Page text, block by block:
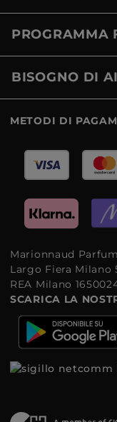
PROGRAMMA
BISOGNO DI
METODI DI
Marionnaud
Largo Fiera Milano
REA Milano
SCARICA LA